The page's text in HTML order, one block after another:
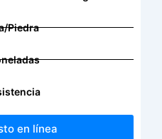
piedra
en línea